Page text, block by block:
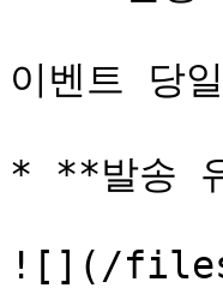
이벤트 당
* **발송
![](/files/